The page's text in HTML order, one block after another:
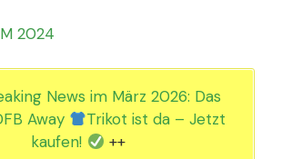
2024
News im März 2026: Das
Away
Trikot ist da – Jetzt
kaufen!
++